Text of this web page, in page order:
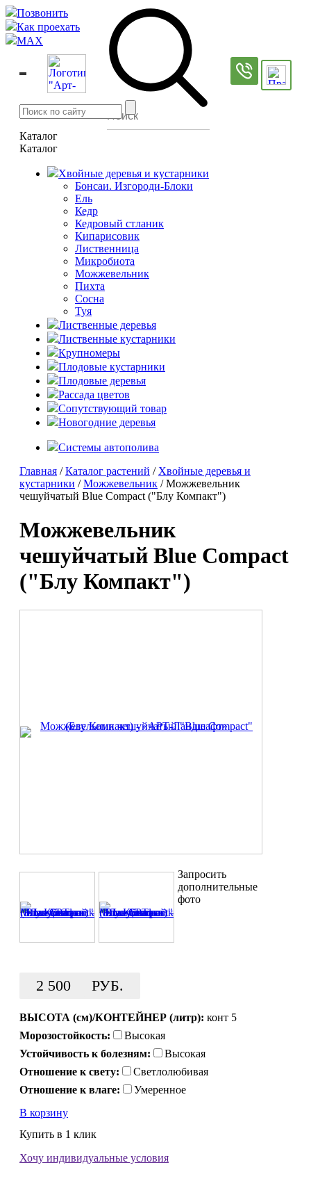
Позвонить
Как проехать
MAX
Каталог
Каталог
Хвойные деревья и кустарники
Бонсаи. Изгороди-Блоки
Ель
Кедр
Кедровый стланик
Кипарисовик
Лиственница
Микробиота
Можжевельник
Пихта
Сосна
Туя
Лиственные деревья
Лиственные кустарники
Крупномеры
Плодовые кустарники
Плодовые деревья
Рассада цветов
Сопутствующий товар
Новогодние деревья
Системы автополива
Главная /Каталог растений / Хвойные деревья и
кустарники /Можжевельник / Можжевельник
чешуйчатый Blue Compact ("Блу Компакт")
Можжевельник
чешуйчатый Blue Compact
("Блу Компакт")
Запросить
дополнительные
фото
2 500 РУБ.
ВЫСОТА (см)/КОНТЕЙНЕР (литр): конт 5
Морозостойкость:
Высокая
Устойчивость к болезням:
Высокая
Отношение к свету:
Светлолюбивая
Отношение к влаге:
Умеренное
В корзину
Купить в 1 клик
Хочу индивидуальные условия